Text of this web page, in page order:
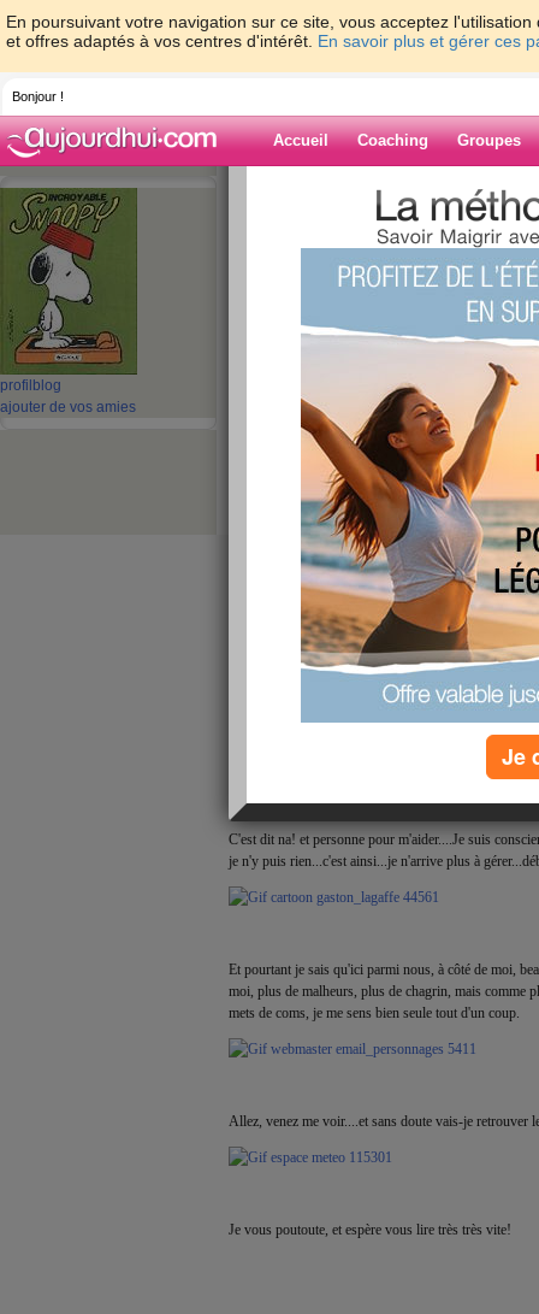
En poursuivant votre navigation sur ce site, vous acceptez
et offres adaptés à vos centres d'intérêt. En savoir plus et gérer ces
Bonjour !
Accueil Coaching Groupes
profil blog
ajouter de vos amies
> > Je ne
Blog de
Je ne vois plus le
Bonjour tout le monde!
Je vous ai oubliés, mais non....j'ai pas pris le temps,
Je suis occupée à nager...et j'essaye en vain de tenir
En plus, même s'il fait beau ces derniers temps,
En fait, je n'arrive plus à structurer mes journées, à
dans les temps qu'il faut et je suis
C'est dit na! et personne pour m'aider....Je suis
je n'y puis rien...c'est ainsi...je n'arrive plus à
Et pourtant je sais qu'ici parmi nous, à côté de moi,
moi, plus de malheurs, plus de chagrin, mais comme
mets de coms, je me sens bien seule tout d'un coup.
Allez, venez me voir....et sans doute vais-je retrouver
Je vous poutoute, et espère vous lire très très vite!
Je